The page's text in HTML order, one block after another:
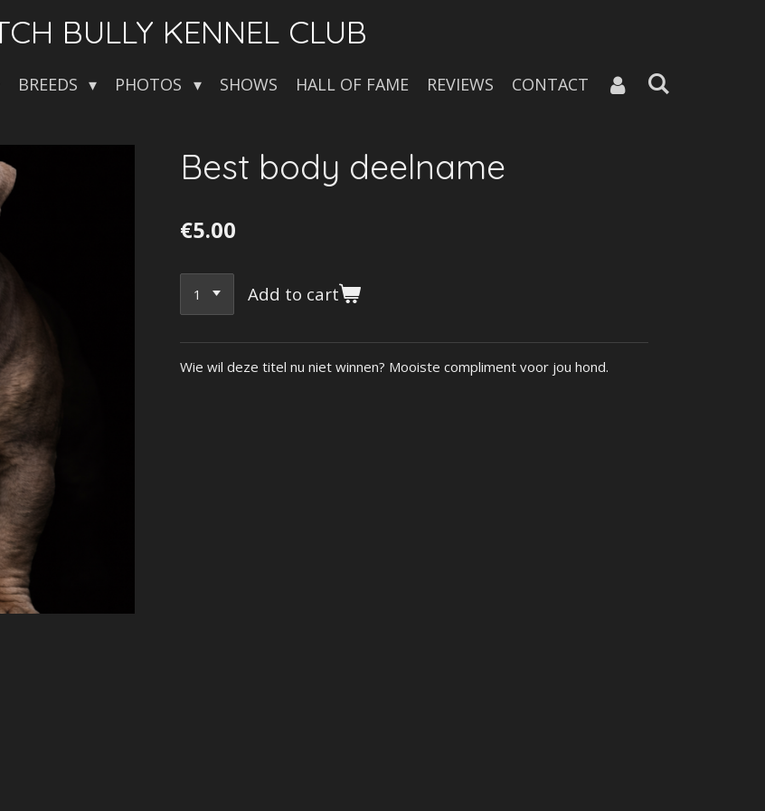
BULLY KENNEL CLUB
BREEDS PHOTOS SHOWS HALL OF FAME REVIEWS CONTACT
Best body deelname
€5.00
Add to cart
Wie wil deze titel nu niet winnen? Mooiste compliment voor jou hond.